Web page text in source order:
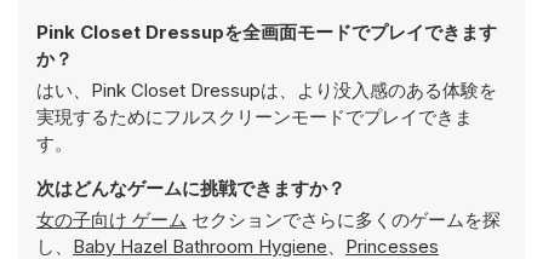
Pink Closet Dressupを全画面モードでプレイできます
か？
はい、Pink Closet Dressupは、より没入感のある体験を
実現するためにフルスクリーンモードでプレイできま
す。
次はどんなゲームに挑戦できますか？
女の子向け ゲーム セクションでさらに多くのゲームを探
し、 Baby Hazel Bathroom Hygiene、 Princesses